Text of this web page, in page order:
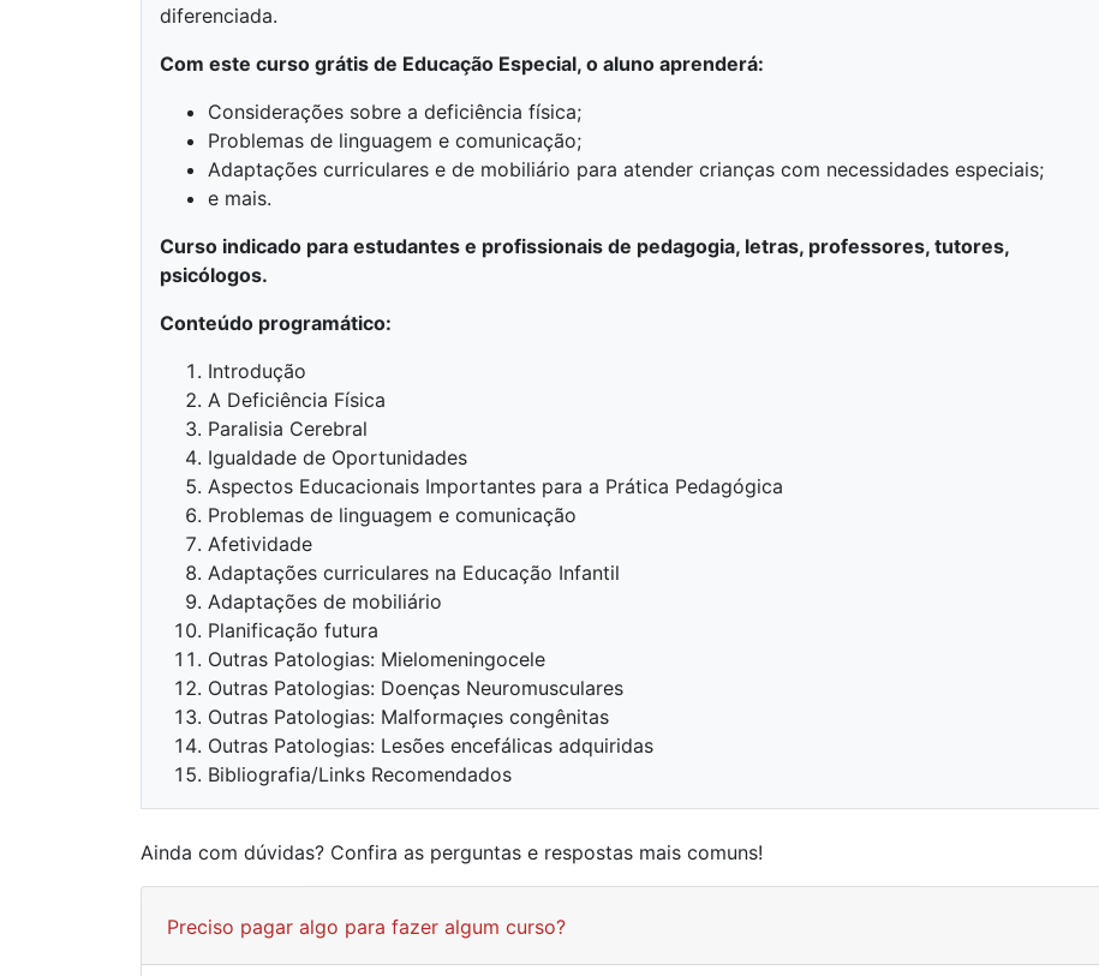
diferenciada.
Com este curso grátis de Educação Especial, o aluno aprenderá:
Considerações sobre a deficiência física;
Problemas de linguagem e comunicação;
Adaptações curriculares e de mobiliário para atender crianças com necessidades especiais;
e mais.
Curso indicado para estudantes e profissionais de pedagogia, letras, professores, tutores,
psicólogos.
Conteúdo programático:
Introdução
A Deficiência Física
Paralisia Cerebral
Igualdade de Oportunidades
Aspectos Educacionais Importantes para a Prática Pedagógica
Problemas de linguagem e comunicação
Afetividade
Adaptações curriculares na Educação Infantil
Adaptações de mobiliário
Planificação futura
Outras Patologias: Mielomeningocele
Outras Patologias: Doenças Neuromusculares
Outras Patologias: Malformaçıes congênitas
Outras Patologias: Lesões encefálicas adquiridas
Bibliografia/Links Recomendados
Ainda com dúvidas? Confira as perguntas e respostas mais comuns!
Preciso pagar algo para fazer algum curso?